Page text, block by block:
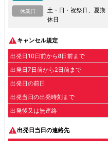
休業日
土・日・祝祭日、夏期
休日
キャンセル規定
出発日10日前から8日前まで
出発日7日前から2日前まで
出発日の前日
出発当日の出発時刻まで
出発後又は無連絡
出発日当日の連絡先